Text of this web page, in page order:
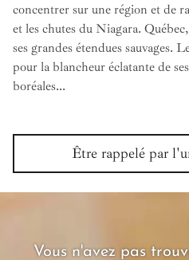
concentrer sur une région et de
et les chutes du Niagara.
ses grandes étendues
pour la blancheur éclatante de
boréales...
Être rappelé par
Vous n'avez pas